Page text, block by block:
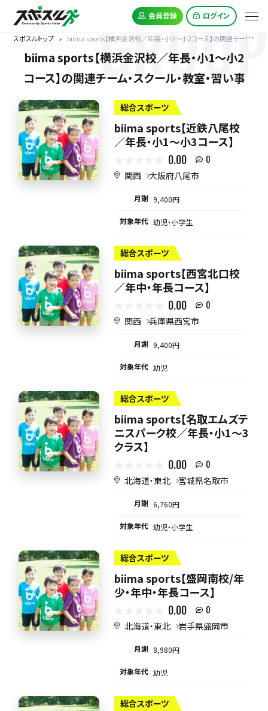
会員登録 ログイン
スポスルトップ biima sports【横浜金沢校／年長・小1〜小2コース】の関連チーム
biima sports【横浜金沢校／年長・小1〜小2
コース】の関連チーム・スクール・教室・習い事
GROUP
総合スポーツ
biima sports【近鉄八尾校
／年長・小1〜小3コース】
0.00 0
関西 大阪府八尾市
月謝 9,400円
対象年代 幼児・小学生
総合スポーツ
biima sports【西宮北口校
／年中・年長コース】
0.00 0
関西 兵庫県西宮市
月謝 9,400円
対象年代 幼児
総合スポーツ
biima sports【名取エムズテ
ニスパーク校／年長・小1〜3
クラス】
0.00 0
北海道・東北 宮城県名取市
月謝 6,760円
対象年代 幼児・小学生
総合スポーツ
biima sports【盛岡南校/年
少・年中・年長コース】
0.00 0
北海道・東北 岩手県盛岡市
月謝 8,980円
対象年代 幼児
総合スポーツ